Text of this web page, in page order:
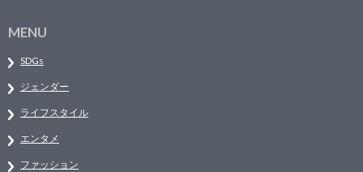
MENU
SDGs
ジェンダー
ライフスタイル
エンタメ
ファッション